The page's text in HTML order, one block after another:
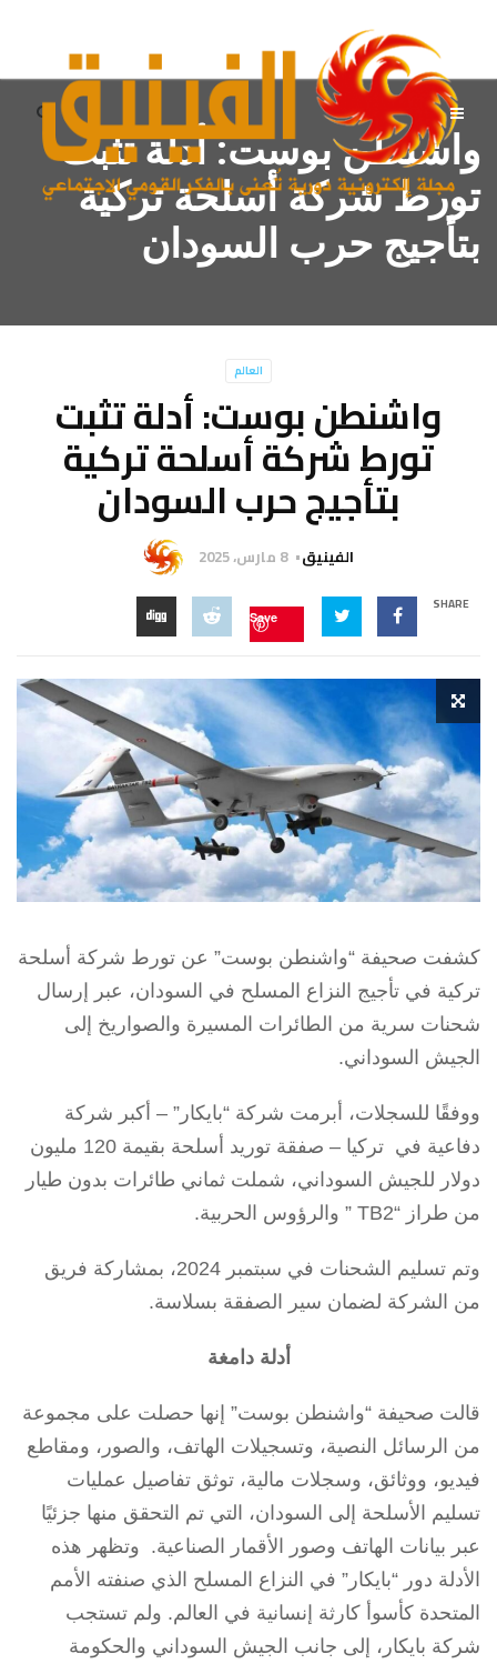
واشنطن بوست: أدلة تثبت
تورط شركة أسلحة تركية
بتأجيج حرب السودان
العالم
واشنطن بوست: أدلة تثبت
تورط شركة أسلحة تركية
بتأجيج حرب السودان
الفينيق 8 مارس، 2025
SHARE
Save
كشفت صحيفة “واشنطن بوست” عن تورط شركة أسلحة
تركية في تأجيج النزاع المسلح في السودان، عبر إرسال
شحنات سرية من الطائرات المسيرة والصواريخ إلى
الجيش السوداني.
ووفقًا للسجلات، أبرمت شركة “بايكار” – أكبر شركة
دفاعية في تركيا – صفقة توريد أسلحة بقيمة 120 مليون
دولار للجيش السوداني، شملت ثماني طائرات بدون طيار
من طراز “TB2 ” والرؤوس الحربية.
وتم تسليم الشحنات في سبتمبر 2024، بمشاركة فريق
من الشركة لضمان سير الصفقة بسلاسة.
أدلة دامغة
قالت صحيفة “واشنطن بوست” إنها حصلت على مجموعة
من الرسائل النصية، وتسجيلات الهاتف، والصور، ومقاطع
فيديو، ووثائق، وسجلات مالية، توثق تفاصيل عمليات
تسليم الأسلحة إلى السودان، التي تم التحقق منها جزئيًا
عبر بيانات الهاتف وصور الأقمار الصناعية. وتظهر هذه
الأدلة دور “بايكار” في النزاع المسلح الذي صنفته الأمم
المتحدة كأسوأ كارثة إنسانية في العالم. ولم تستجب
شركة بايكار، إلى جانب الجيش السوداني والحكومة